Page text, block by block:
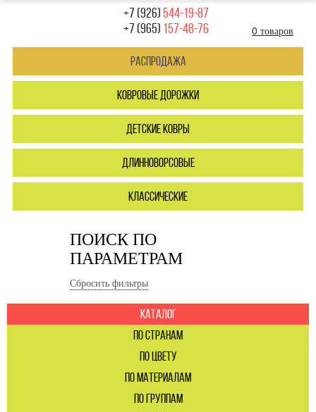
ПОИСК ПО
ПАРАМЕТРАМ
Сбросить фильтры
+7 (926)544-19-87
+7 (965) 157-48-76 0 товаров
Распродажа
ковровые дорожки
детские ковры
длинноворсовые
классические
каталог
по странам
по цвету
по материалам
по группам